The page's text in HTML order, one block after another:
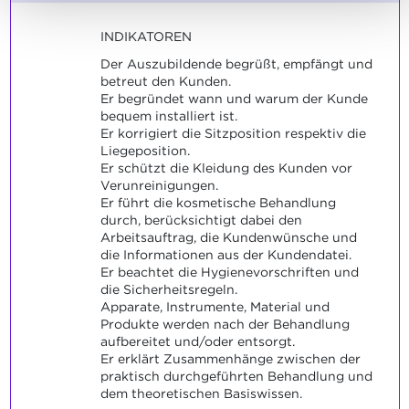
INDIKATOREN
Der Auszubildende begrüßt, empfängt und
betreut den Kunden.
Er begründet wann und warum der Kunde
bequem installiert ist.
Er korrigiert die Sitzposition respektiv die
Liegeposition.
Er schützt die Kleidung des Kunden vor
Verunreinigungen.
Er führt die kosmetische Behandlung
durch, berücksichtigt dabei den
Arbeitsauftrag, die Kundenwünsche und
die Informationen aus der Kundendatei.
Er beachtet die Hygienevorschriften und
die Sicherheitsregeln.
Apparate, Instrumente, Material und
Produkte werden nach der Behandlung
aufbereitet und/oder entsorgt.
Er erklärt Zusammenhänge zwischen der
praktisch durchgeführten Behandlung und
dem theoretischen Basiswissen.